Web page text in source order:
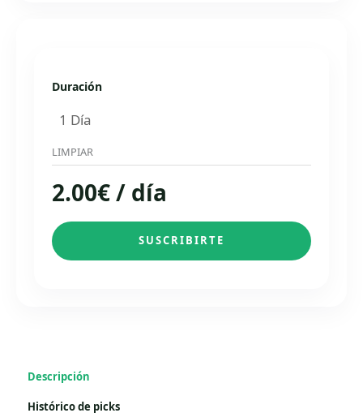
Duración
LIMPIAR
2.00€/ día
SUSCRIBIRTE
Descripción
Histórico de picks